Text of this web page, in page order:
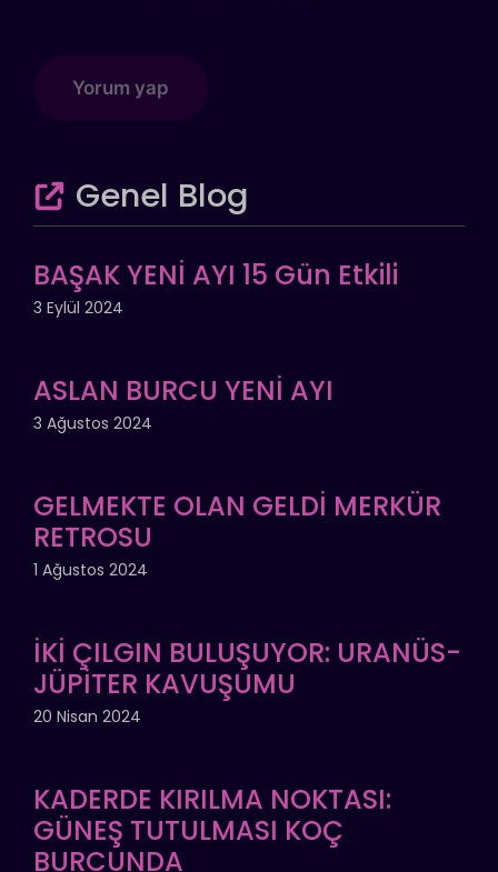
Genel Blog
BAŞAK YENİ AYI 15 Gün Etkili
3 Eylül 2024
ASLAN BURCU YENİ AYI
3 Ağustos 2024
GELMEKTE OLAN GELDİ MERKÜR
RETROSU
1 Ağustos 2024
İKİ ÇILGIN BULUŞUYOR: URANÜS-
JÜPİTER KAVUŞUMU
20 Nisan 2024
KADERDE KIRILMA NOKTASI:
GÜNEŞ TUTULMASI KOÇ
BURCUNDA